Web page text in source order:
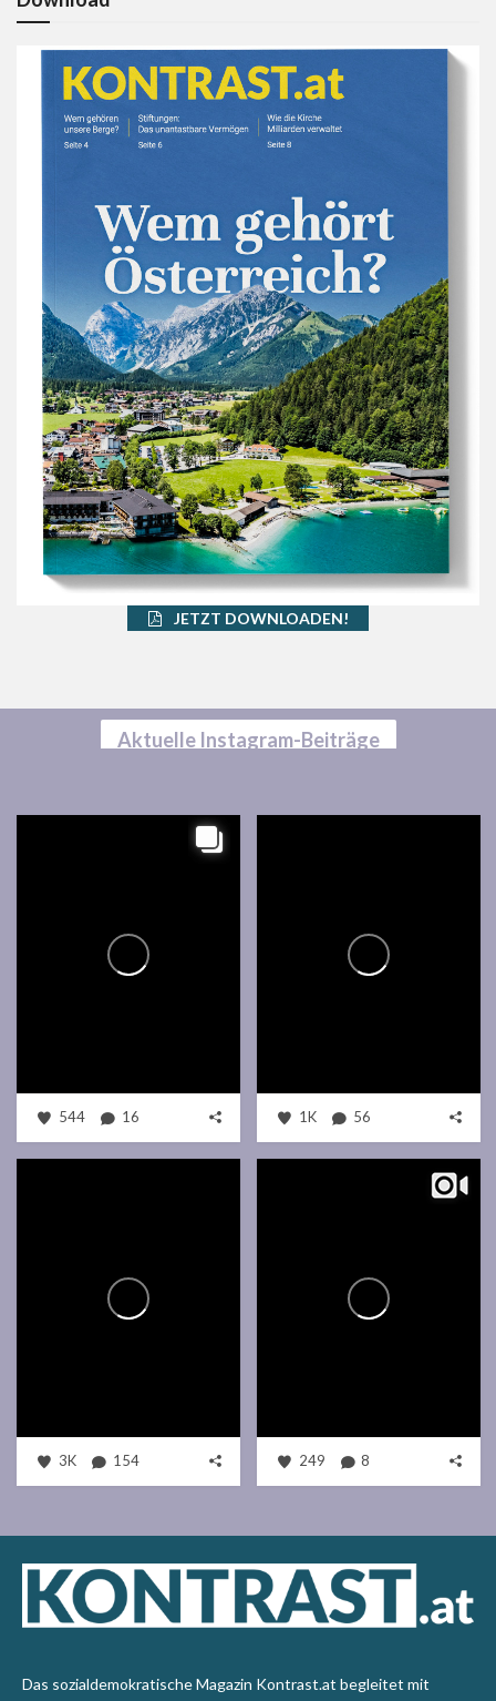
JETZT DOWNLOADEN!
Aktuelle Instagram-Beiträge
544 16 1K 56
3K 154 249 8
Das sozialdemokratische Magazin Kontrast.at begleitet mit